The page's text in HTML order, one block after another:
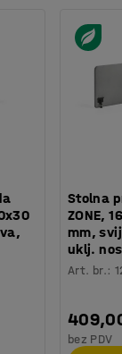
Stolna
ZONE,
mm,
uklj.
Art. br.:
bez PDV